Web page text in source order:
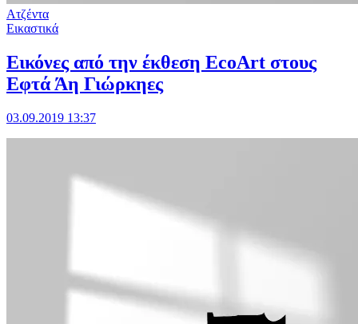
Ατζέντα
Εικαστικά
Εικόνες από την έκθεση EcoArt στους
Εφτά Άη Γιώρκηες
03.09.2019 13:37